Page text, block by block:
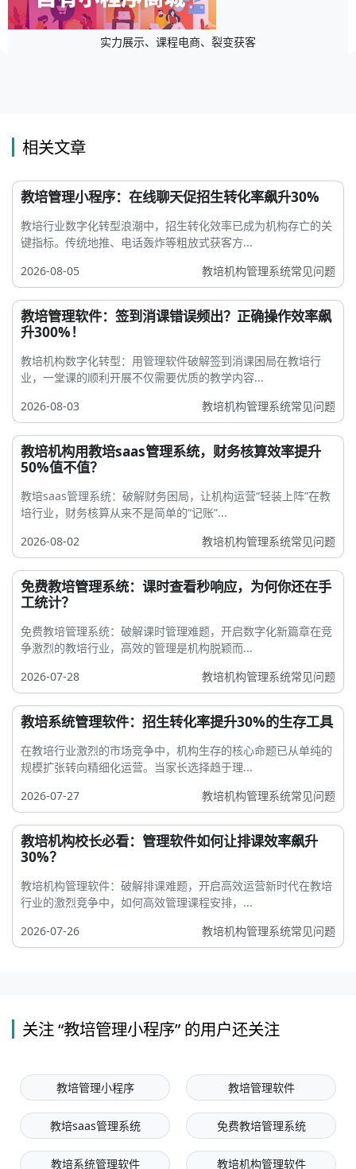
实力展示、课程电商、裂变获客
相关文章
教培管理小程序：在线聊天促招生转化率飙升30%
教培行业数字化转型浪潮中，招生转化效率已成为机构存亡的关
键指标。传统地推、电话轰炸等粗放式获客方...
2026-08-05
教培机构管理系统常见问题
教培管理软件：签到消课错误频出？正确操作效率飙
升300%！
教培机构数字化转型：用管理软件破解签到消课困局在教培行
业，一堂课的顺利开展不仅需要优质的教学内容...
2026-08-03
教培机构管理系统常见问题
教培机构用教培saas管理系统，财务核算效率提升
50%值不值？
教培saas管理系统：破解财务困局，让机构运营“轻装上阵”在教
培行业，财务核算从来不是简单的“记账”...
2026-08-02
教培机构管理系统常见问题
免费教培管理系统：课时查看秒响应，为何你还在手
工统计？
免费教培管理系统：破解课时管理难题，开启数字化新篇章在竞
争激烈的教培行业，高效的管理是机构脱颖而...
2026-07-28
教培机构管理系统常见问题
教培系统管理软件：招生转化率提升30%的生存工具
在教培行业激烈的市场竞争中，机构生存的核心命题已从单纯的
规模扩张转向精细化运营。当家长选择趋于理...
2026-07-27
教培机构管理系统常见问题
教培机构校长必看：管理软件如何让排课效率飙升
30%？
教培机构管理软件：破解排课难题，开启高效运营新时代在教培
行业的激烈竞争中，如何高效管理课程安排，...
2026-07-26
教培机构管理系统常见问题
关注 “教培管理小程序” 的用户还关注
教培管理小程序 教培管理软件
教培saas管理系统 免费教培管理系统
教培系统管理软件 教培机构管理软件